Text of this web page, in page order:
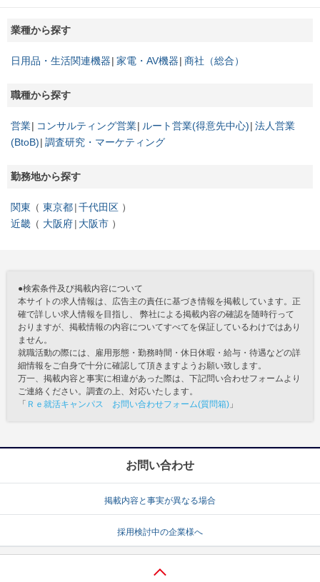
業種から探す
日用品・生活関連機器 家電・AV機器 商社（総合）
職種から探す
営業 コンサルティング営業 ルート営業(得意先中心) 法人営業
(BtoB) 調査研究・マーケティング
勤務地から探す
関東 東京都 千代田区
近畿
大阪府 大阪市
●検索条件及び掲載内容について
本サイトの求人情報は、広告主の責任に基づき情報を掲載しています。正
確で詳しい求人情報を目指し、 弊社による掲載内容の確認を随時行って
おりますが、掲載情報の内容についてすべてを保証しているわけではあり
ません。
就職活動の際には、雇用形態・勤務時間・休日休暇・給与・待遇などの詳
細情報をご自身で十分に確認して頂きますようお願い致します。
万一、掲載内容と事実に相違があった際は、下記問い合わせフォームより
ご連絡ください。調査の上、対応いたします。
「 Ｒｅ就活キャンパス お問い合わせフォーム(質問箱) 」
お問い合わせ
掲載内容と事実が異なる場合
採用検討中の企業様へ